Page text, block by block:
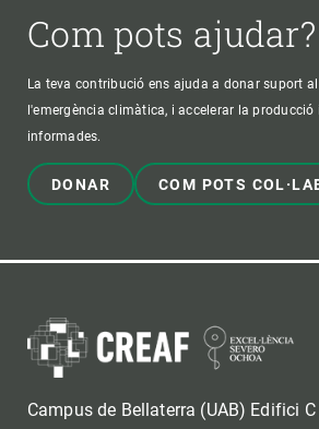
Com pots ajudar?
La teva contribució ens ajuda a donar suport
l'emergència climàtica, i accelerar la
informades.
DONAR COM POTS
Campus de Bellaterra (UAB) Edifici C